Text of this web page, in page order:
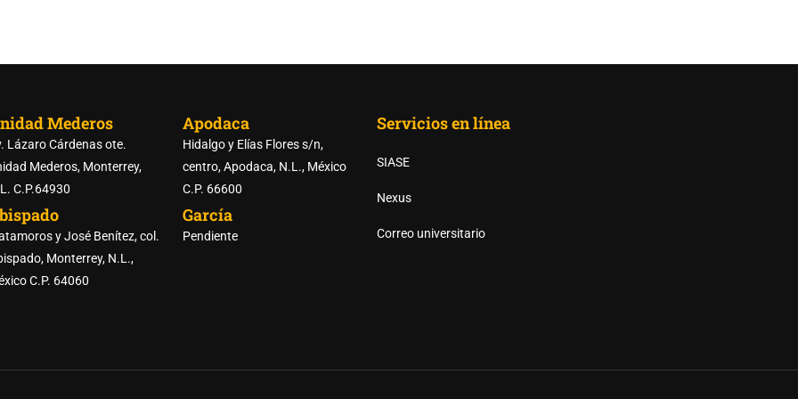
Mederos
Lázaro Cárdenas ote.
Mederos, Monterrey,
C.P.64930
y José Benítez, col.
Monterrey, N.L.,
C.P. 64060
Apodaca
Hidalgo y Elías Flores s/n,
centro, Apodaca, N.L., México
C.P. 66600
García
Pendiente
Servicios en línea
SIASE
Nexus
Correo universitario
DE LAS PREPARATORIAS UANL?